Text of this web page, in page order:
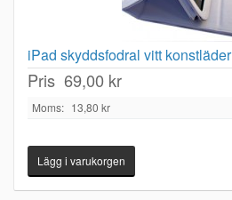
iPad skyddsfodral vitt konstläder
Pris 69,00 kr
Moms: 13,80 kr